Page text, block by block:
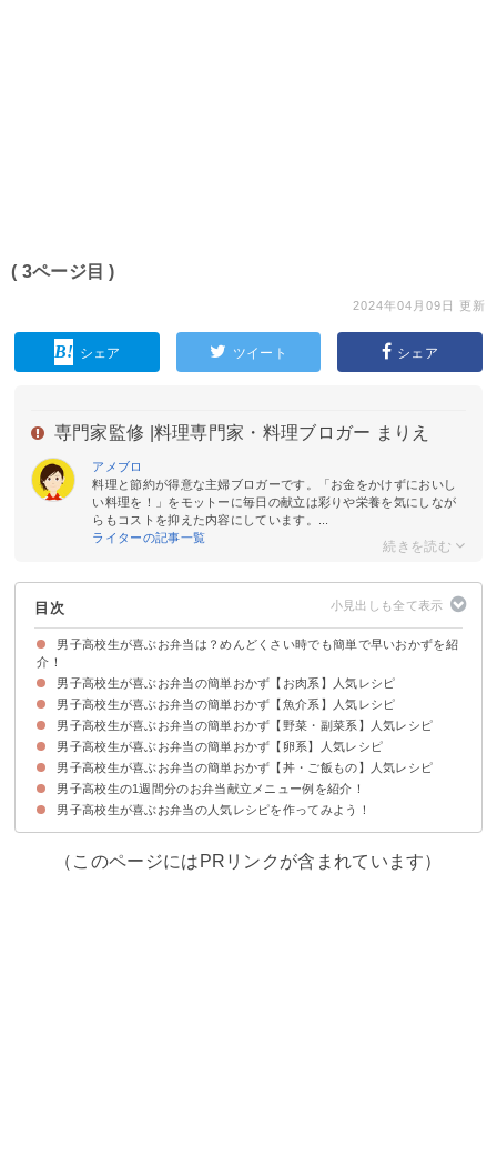
( 3ページ目 )
2024年04月09日 更新
シェア ツイート シェア
専門家監修 | 料理専門家・料理ブロガー まりえ
アメブロ
料理と節約が得意な主婦ブロガーです。「お金をかけずにおいし
い料理を！」をモットーに毎日の献立は彩りや栄養を気にしなが
らもコストを抑えた内容にしています。...
ライターの記事一覧
目次
男子高校生が喜ぶお弁当は？めんどくさい時でも簡単で早いおかずを紹
介！
男子高校生が喜ぶお弁当の簡単おかず【お肉系】人気レシピ
①鶏の唐揚げ【20分】
②鶏ひき肉のチーズ照り焼き【15分】
③作り置きできるカルビ焼き風ハンバーグ【5分】
④レンジで時短ミートローフ【5分】
⑤牛肉の野菜巻き【10分】
男子高校生が喜ぶお弁当の簡単おかず【魚介系】人気レシピ
①白身魚揚げの照り焼き【10分】
②ゴマ鯖の竜田揚げ【10分】
③鯖の味噌焼き【15分】
④白身魚のフライ【10分】
⑤エビチリ【15分】
⑥作り置きできるホタテの照り焼き【20分】
男子高校生が喜ぶお弁当の簡単おかず【野菜・副菜系】人気レシピ
①夏野菜の塩きんぴら【20分】
②エビと枝豆の春巻き【10分】
③レンジで簡単ブロッコリーの胡麻和え【5分】
④ほうれん草とベーコンのバター炒め【10分】
⑤ナポリタン【10分】
男子高校生が喜ぶお弁当の簡単おかず【卵系】人気レシピ
①油揚げ卵【25分】
②スコッチエッグ【15分】
③ベーコンエッグ【5分】
⑤ツナ入りオムレツ【10分】
男子高校生が喜ぶお弁当の簡単おかず【丼・ご飯もの】人気レシピ
①いなり寿司【10分】
②ボリューム満点肉巻きおにぎり【10分】
③カツ丼【20分】
④牛丼【20分】
⑤スパムむすび【5分】
男子高校生の1週間分のお弁当献立メニュー例を紹介！
月曜日のお弁当の献立①手早くお弁当を詰めたい時におすすめ
火曜日のお弁当の献立②炊き込みご飯で栄養バランスも良くなるお弁当
水曜日のお弁当の献立③ボリューム満点でも彩りもきれいに
木曜日のお弁当の献立④体を作るための栄養をしっかり摂れるお弁当
金曜日のお弁当の献立⑤マンネリ回避の丼物
土曜日のお弁当の献立⑥部活に食べるボリューム満点の弁当
男子高校生が喜ぶお弁当の人気レシピを作ってみよう！
（このページにはPRリンクが含まれています）